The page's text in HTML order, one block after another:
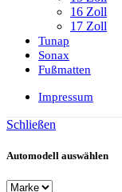
16 Zoll
17 Zoll
Tunap
Sonax
Fußmatten
Impressum
Schließen
Automodell auswählen